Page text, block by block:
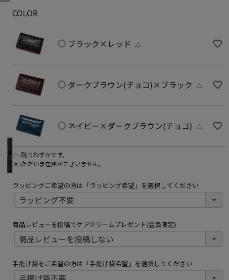
COLOR
ブラック×レッド △
ダークブラウン(チョコ)×ブラック △
ネイビー×ダークブラウン(チョコ) △
△ 残りわずかです。
✕ ただいま在庫がございません。
ラッピングご希望の方は「ラッピング希望」を選択してください
商品レビューを投稿でケアクリームプレゼント(会員限定)
手提げ袋をご希望の方は「手提げ袋希望」を選択してください